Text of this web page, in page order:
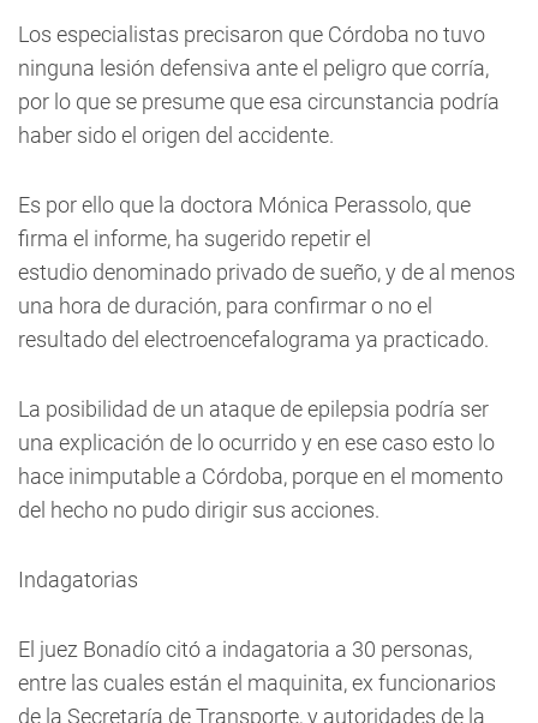
Los especialistas precisaron que Córdoba no tuvo
ninguna lesión defensiva ante el peligro que corría,
por lo que se presume que esa circunstancia podría
haber sido el origen del accidente.
Es por ello que la doctora Mónica Perassolo, que
firma el informe, ha sugerido repetir el
estudio denominado privado de sueño, y de al menos
una hora de duración, para confirmar o no el
resultado del electroencefalograma ya practicado.
La posibilidad de un ataque de epilepsia podría ser
una explicación de lo ocurrido y en ese caso esto lo
hace inimputable a Córdoba, porque en el momento
del hecho no pudo dirigir sus acciones.
Indagatorias
El juez Bonadío citó a indagatoria a 30 personas,
entre las cuales están el maquinita, ex funcionarios
de la Secretaría de Transporte, y autoridades de la